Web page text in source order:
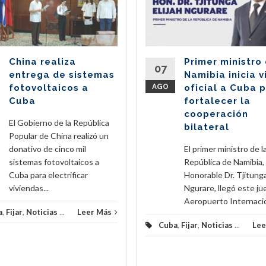
China realiza
entrega de sistemas
fotovoltaicos a
Cuba
El Gobierno de la República
Popular de China realizó un
donativo de cinco mil
sistemas fotovoltaicos a
Cuba para electrificar
viviendas...
, Fijar, Noticias ... Leer Más
07
AGO
Primer ministro
Namibia inicia
oficial a Cuba
fortalecer la
cooperación
bilateral
El primer ministro de
República de Namibia,
Honorable Dr.
Ngurare, llegó este
Aeropuerto
Cuba, Fijar, Noticias ...